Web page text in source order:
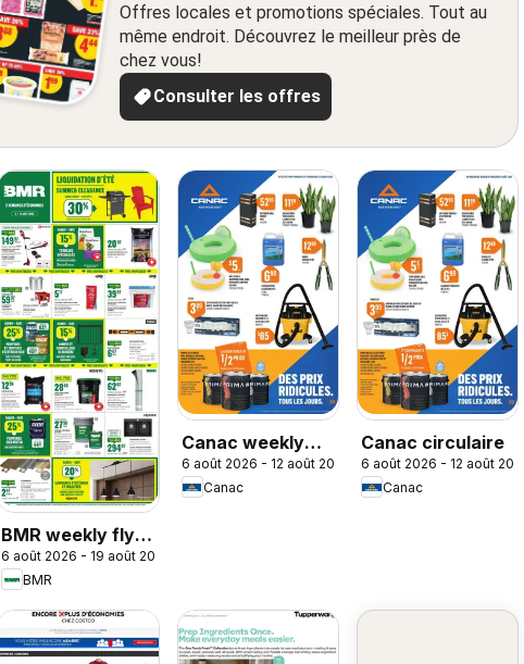
Offres locales et promotions spéciales. Tout au
même endroit. Découvrez le meilleur près de
chez vous!
Consulter les offres
BMR weekly flyer
/ circulaire
6 août 2026 - 19 août 2026
BMR
Canac weekly
flyer
6 août 2026 - 12 août 2026
Canac
Canac circulaire
6 août 2026 - 12 août 2026
Canac